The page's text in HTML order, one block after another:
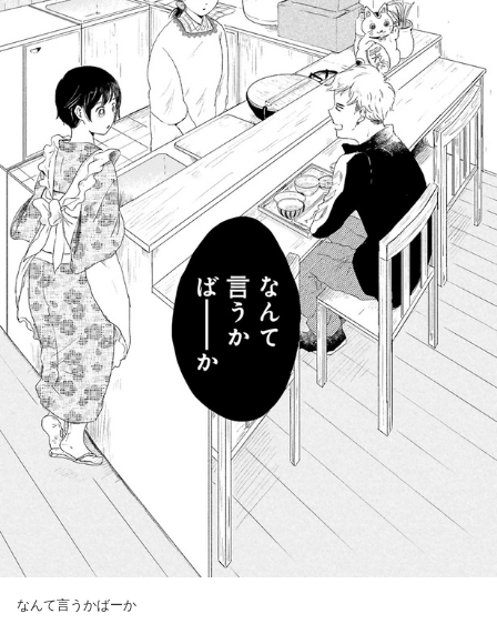
なんて言うかばーか